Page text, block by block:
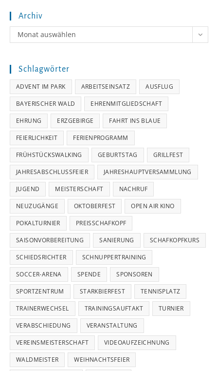
Archiv
Archiv
Monat auswählen
Schlagwörter
ADVENT IM PARK ARBEITSEINSATZ AUSFLUG
BAYERISCHER WALD EHRENMITGLIEDSCHAFT
EHRUNG ERZGEBIRGE FAHRT INS BLAUE
FEIERLICHKEIT FERIENPROGRAMM
FRÜHSTÜCKSWALKING GEBURTSTAG GRILLFEST
JAHRESABSCHLUSSFEIER JAHRESHAUPTVERSAMMLUNG
JUGEND MEISTERSCHAFT NACHRUF
NEUZUGÄNGE OKTOBERFEST OPEN AIR KINO
POKALTURNIER PREISSCHAFKOPF
SAISONVORBEREITUNG SANIERUNG SCHAFKOPFKURS
SCHIEDSRICHTER SCHNUPPERTRAINING
SOCCER-ARENA SPENDE SPONSOREN
SPORTZENTRUM STARKBIERFEST TENNISPLATZ
TRAINERWECHSEL TRAININGSAUFTAKT TURNIER
VERABSCHIEDUNG VERANSTALTUNG
VEREINSMEISTERSCHAFT VIDEOAUFZEICHNUNG
WALDMEISTER WEIHNACHTSFEIER